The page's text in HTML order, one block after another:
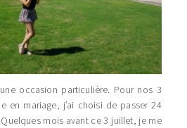
occasion particulière. Pour nos 3
en mariage, j’ai choisi de passer 24
mois avant ce 3 juillet, je me